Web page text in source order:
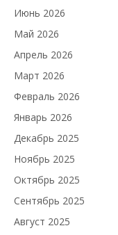
Июнь 2026
Май 2026
Апрель 2026
Март 2026
Февраль 2026
Январь 2026
Декабрь 2025
Ноябрь 2025
Октябрь 2025
Сентябрь 2025
Август 2025